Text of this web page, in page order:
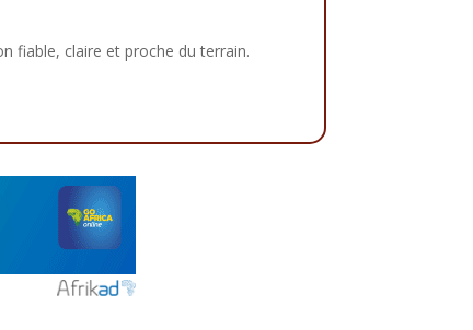
fiable, claire et proche du terrain.